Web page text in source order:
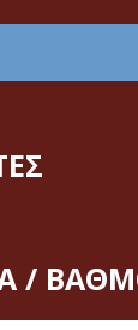
/